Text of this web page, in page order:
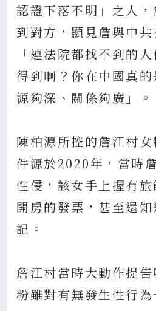
認證下落不明」之人
到對方，顯見詹與中共
「連法院都找不到的
得到啊？你在中國真
源夠深、關係夠廣」。
陳柏源所控的詹江村
件源於2020年，當時
性侵，該女手上握有
開房的發票，甚至還
記。
詹江村當時大動作提
粉雖對有無發生性行為